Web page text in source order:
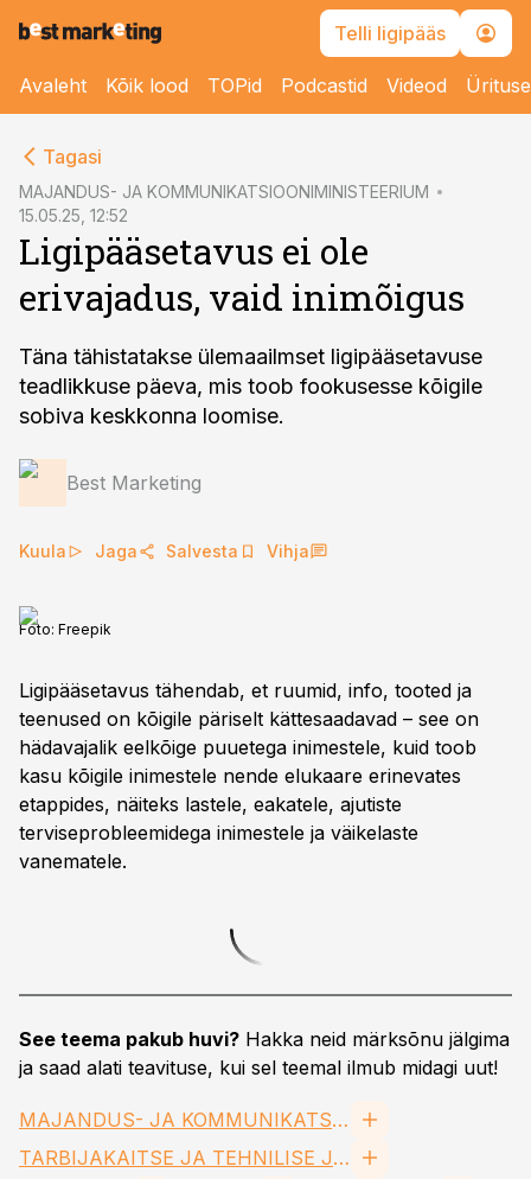
Telli ligipääs
Avaleht Kõik lood TOPid Podcastid Videod
Tagasi
MAJANDUS- JA KOMMUNIKATSIOONIMINISTEERIUM
15.05.25, 12:52
Ligipääsetavus ei ole
erivajadus, vaid inimõigus
Täna tähistatakse ülemaailmset ligipääsetavuse
teadlikkuse päeva, mis toob fookusesse kõigile
sobiva keskkonna loomise.
Best Marketing
Kuula Jaga Salvesta Vihja
Foto: Freepik
Ligipääsetavus tähendab, et ruumid, info, tooted ja
teenused on kõigile päriselt kättesaadavad – see on
hädavajalik eelkõige puuetega inimestele, kuid toob
kasu kõigile inimestele nende elukaare erinevates
etappides, näiteks lastele, eakatele, ajutiste
terviseprobleemidega inimestele ja väikelaste
vanematele.
See teema pakub huvi? Hakka neid märksõnu jälgima
ja saad alati teavituse, kui sel teemal ilmub midagi uut!
MAJANDUS- JA KOMMUNIKATSIOONIMINISTEERIUM
TARBIJAKAITSE JA TEHNILISE JÄRELEVALVE AMET